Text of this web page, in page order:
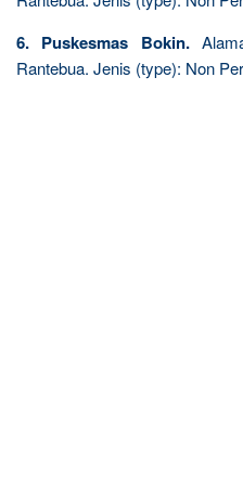
6. Puskesmas Bokin.
Rantebua. Jenis (type): Non